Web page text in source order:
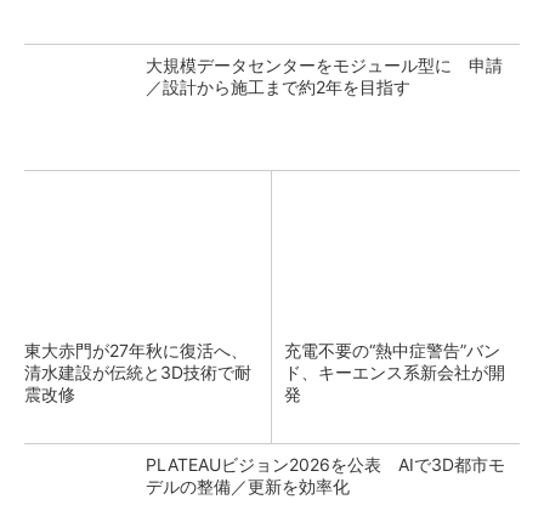
大規模データセンターをモジュール型に 申請
／設計から施工まで約2年を目指す
東大赤門が27年秋に復活へ、
清水建設が伝統と3D技術で耐
震改修
充電不要の“熱中症警告”バン
ド、キーエンス系新会社が開
発
PLATEAUビジョン2026を公表 AIで3D都市モ
デルの整備／更新を効率化